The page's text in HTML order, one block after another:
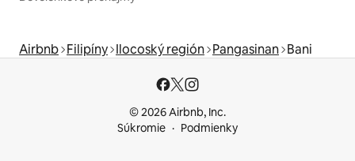
Airbnb Filipíny Ilocoský región Pangasinan Bani
© 2026 Airbnb, Inc.
Súkromie
Podmienky